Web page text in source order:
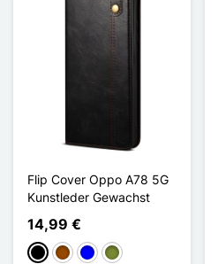
Flip Cover Oppo A78 5G
Kunstleder Gewachst
14,99 €
Schwarz
BraunBlauKhaki